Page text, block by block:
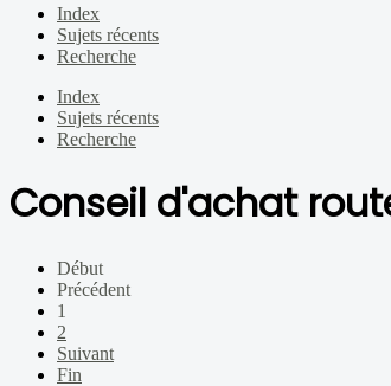
Index
Sujets récents
Recherche
Index
Sujets récents
Recherche
Conseil d'achat
Début
Précédent
1
2
Suivant
Fin